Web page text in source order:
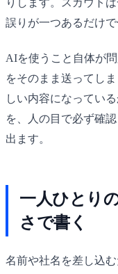
誤りが一つあるだけで
AIを使うこと自体が
をそのまま送ってし
しい内容になってい
を、人の目で必ず確
出ます。
一人ひとり
さで書く
名前や社名を差し込